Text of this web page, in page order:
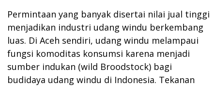
Permintaan yang banyak disertai nilai jual tinggi
menjadikan industri udang windu berkembang
luas. Di Aceh sendiri, udang windu melampaui
fungsi komoditas konsumsi karena menjadi
sumber indukan (wild Broodstock) bagi
budidaya udang windu di Indonesia. Tekanan